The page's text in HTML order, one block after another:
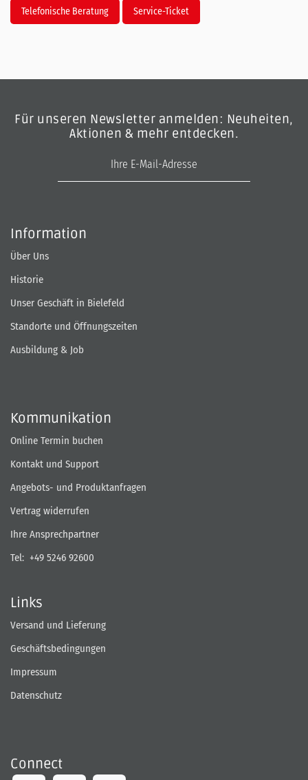
Telefonische Beratung Service-Ticket
Für unseren Newsletter anmelden: Neuheiten,
Aktionen & mehr entdecken.
Information
Über Uns
Historie
Unser Geschäft in Bielefeld
Standorte und Öffnungszeiten
Ausbildung & Job
Kommunikation
Online Termin buchen
Kontakt und Support
Angebots- und Produktanfragen
Vertrag widerrufen
Ihre Ansprechpartner
Tel: +49 5246 92600
Links
Versand und Lieferung
Geschäftsbedingungen
Impressum
Datenschutz
Connect